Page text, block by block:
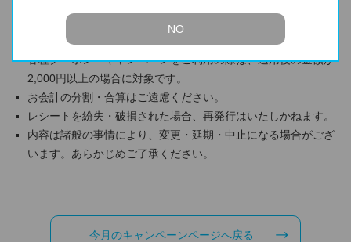
応募フォームは、レシートもしくはらしんばんホームページよ
りアクセスいただけます。
各種クーポン・キャンペーンをご利用の際は、適用後の金額が
2,000円以上の場合に対象です。
お会計の分割・合算はご遠慮ください。
レシートを紛失・破損された場合、再発行はいたしかねます。
内容は諸般の事情により、変更・延期・中止になる場合がござ
います。あらかじめご了承ください。
今月のキャンペーンページへ戻る
NO